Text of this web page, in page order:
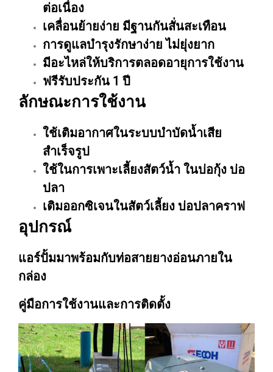
ต่อเนื่อง
เคลื่อนย้ายง่าย มีฐานกันสั่นสะเทือน
การดูแลบำรุงรักษาง่าย ไม่ยุ่งยาก
มีอะไหล่ให้บริการตลอดอายุการใช้งาน
ฟรีรับประกัน 1 ปี
ลักษณะการใช้งาน
ใช้เติมอากาศในระบบบำบัดน้ำเสีย
สำเร็จรูป
ใช้ในการเพาะเลี้ยงสัตว์น้ำ ในบ่อกุ้ง บ่อ
ปลา
เติมออกซิเจนในสัตว์เลี้ยง บ่อปลาคราฟ
อุปกรณ์
แอร์ปั้มมาพร้อมกับท่อสายยางอ่อนภายใน
กล่อง
คู่มือการใช้งานและการติดตั้ง